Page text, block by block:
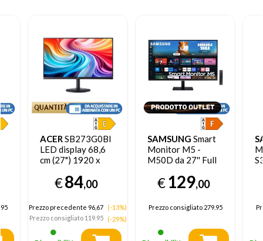
ACERSB273G0BI
LED display 68,6
cm (27") 1920 x
Nero€84,00
Prezzo precedente 96,67
(-13%)
Prezzo consigliato119.95 (-29%)
SAMSUNG Smart
Monitor M5 -
M50D da 27'' Full
DEMO prodotto
nuovo con imballo
€129,00
Prezzo consigliato279.95